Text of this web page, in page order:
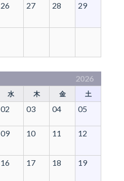
26 27 28 29
2026
水 木 金 土
02 03 04 05
09 10 11 12
16 17 18 19